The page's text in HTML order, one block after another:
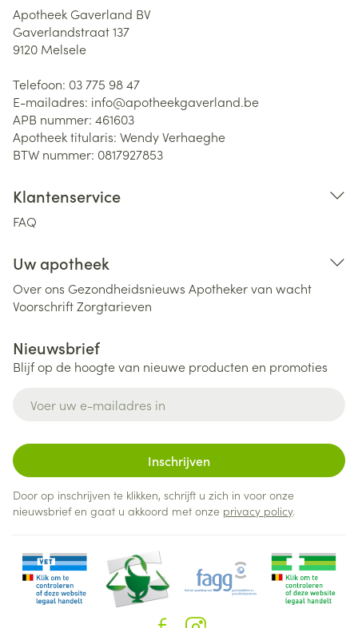
Apotheek Gaverland BV
Gaverlandstraat 137
9120 Melsele
Telefoon: 03 775 98 47
E-mailadres: info@apotheekgaverland.be
APB nummer: 461603
Apotheek titularis: Wendy Verhaeghe
BTW nummer: 0817927853
Klantenservice
FAQ
Uw apotheek
Over ons Gezondheidsnieuws Apotheker van wacht
VoorschriftZorgtarieven
Nieuwsbrief
Blijf op de hoogte van nieuwe producten en promoties
Inschrijven
Door op inschrijven te klikken, schrijft u zich in voor onze
nieuwsbrief en gaat u akkoord met onze privacy policy.